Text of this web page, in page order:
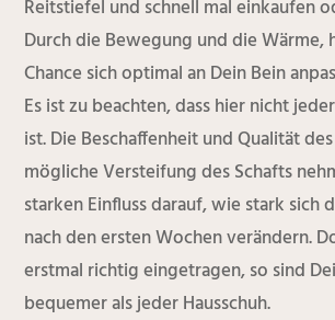
Reitstiefel und schnell mal einkaufen
Durch die Bewegung und die Wärme,
Chance sich optimal an Dein Bein
Es ist zu beachten, dass hier nicht
ist. Die Beschaffenheit und Qualität
mögliche Versteifung des Schafts
starken Einfluss darauf, wie stark sich
nach den ersten Wochen verändern.
erstmal richtig eingetragen, so sind
bequemer als jeder Hausschuh.